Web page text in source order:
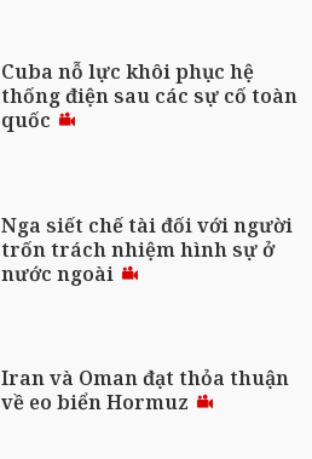
Cuba nỗ lực khôi phục hệ
thống điện sau các sự cố toàn
quốc
Nga siết chế tài đối với người
trốn trách nhiệm hình sự ở
nước ngoài
Iran và Oman đạt thỏa thuận
về eo biển Hormuz